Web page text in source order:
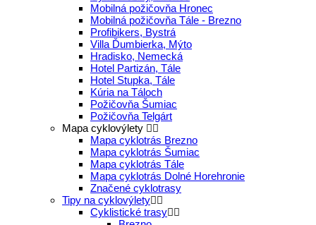
Mobilná požičovňa Hronec
Mobilná požičovňa Tále - Brezno
Profibikers, Bystrá
Villa Ďumbierka, Mýto
Hradisko, Nemecká
Hotel Partizán, Tále
Hotel Stupka, Tále
Kúria na Táloch
Požičovňa Šumiac
Požičovňa Telgárt
Mapa cyklovýlety
Mapa cyklotrás Brezno
Mapa cyklotrás Šumiac
Mapa cyklotrás Tále
Mapa cyklotrás Dolné Horehronie
Značené cyklotrasy
Tipy na cyklovýlety
Cyklistické trasy